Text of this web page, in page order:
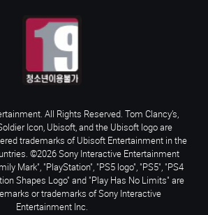
All Rights Reserved. Tom Clancy’s,
Icon, Ubisoft, and the Ubisoft logo are
trademarks of Ubisoft Entertainment in the
©2026 Sony Interactive Entertainment
Mark", "PlayStation", "PS5 logo", "PS5", "PS4
Shapes Logo" and "Play Has No Limits" are
or trademarks of Sony Interactive
Entertainment Inc.